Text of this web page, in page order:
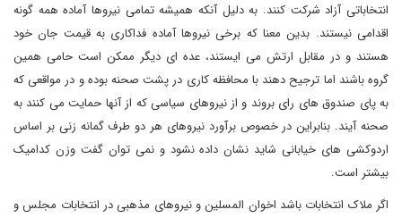
انتخاباتی آزاد شرکت کنند. به دلیل آنکه همیشه تمامی نیروها آماده همه گونه
اقدامی نیستند. بدین معنا که برخی نیروها آماده فداکاری به قیمت جان خود
هستند و در مقابل ارتش می ایستند، عده ای دیگر ممکن است حامی همین
گروه باشند اما ترجیح دهند با محافظه کاری در پشت صحنه بوده و در مواقعی که
به پای صندوق های رای بروند و از نیروهای سیاسی که از آنها حمایت می کنند به
صحنه آیند. بنابراین در خصوص برآورد نیروهای هر دو طرف گمانه زنی بر اساس
اردوکشی های خیابانی شاید نشان داده نشود و نمی توان گفت وزن کدامیک
بیشتر است.
اگر ملاک انتخابات باشد اخوان المسلین و نیروهای مذهبی در انتخابات مجلس و